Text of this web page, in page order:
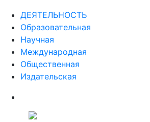
ДЕЯТЕЛЬНОСТЬ
Образовательная
Научная
Международная
Общественная
Издательская